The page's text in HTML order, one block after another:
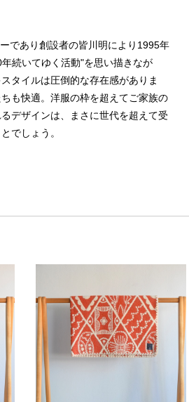
であり創設者の皆川明により1995年
続いてゆく活動"を思い描きなが
タイルは圧倒的な存在感がありま
も快適。洋服の枠を超えてご家族の
デザインは、まさに世代を超えて受
でしょう。